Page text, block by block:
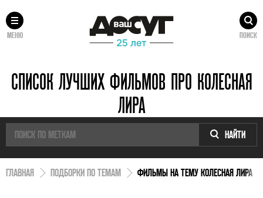
МЕНЮ ПОИСК
СПИСОК ЛУЧШИХ ФИЛЬМОВ ПРО КОЛЕСНАЯ
ЛИРА
НАЙТИ
ГЛАВНАЯ ПОДБОРКИ ПО ТЕМАМ ФИЛЬМЫ НА ТЕМУ КОЛЕСНАЯ ЛИРА